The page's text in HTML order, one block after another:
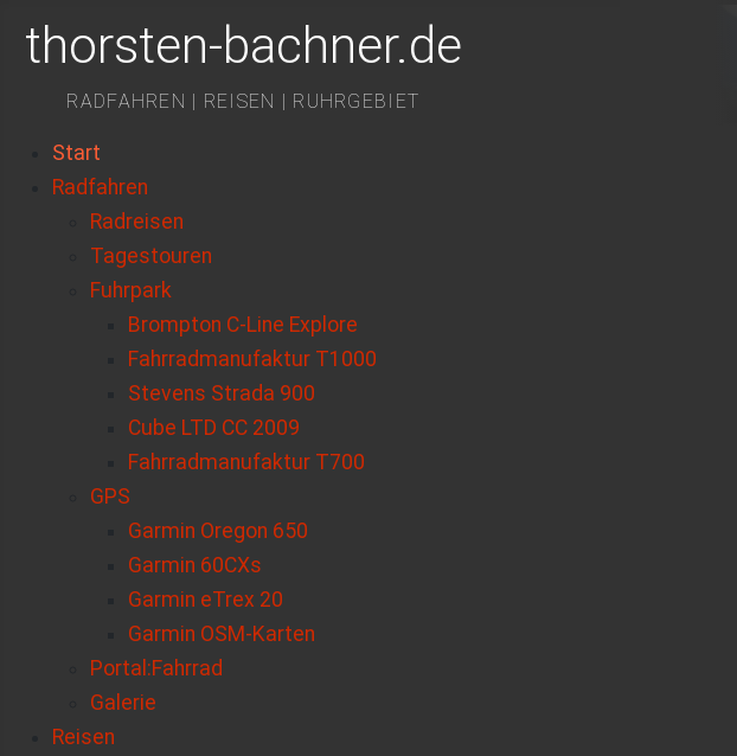
thorsten-bachner.de
RADFAHREN | REISEN | RUHRGEBIET
Start
Radfahren
Radreisen
Tagestouren
Fuhrpark
Brompton C-Line Explore
Fahrradmanufaktur T1000
Stevens Strada 900
Cube LTD CC 2009
Fahrradmanufaktur T700
GPS
Garmin Oregon 650
Garmin 60CXs
Garmin eTrex 20
Garmin OSM-Karten
Portal:Fahrrad
Galerie
Reisen